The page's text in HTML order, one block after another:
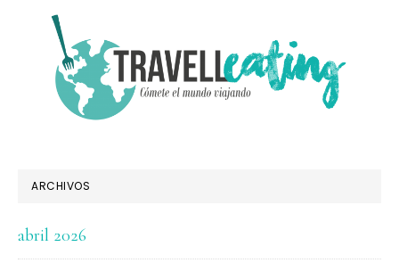
FOOTER
ARCHIVOS
abril 2026